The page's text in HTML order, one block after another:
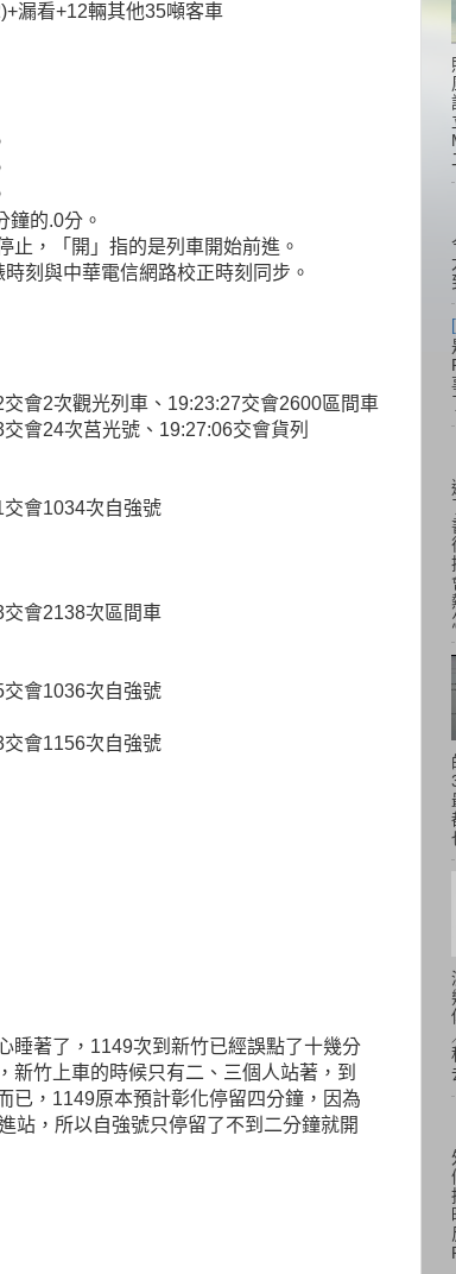
漏看+12輛其他35噸客車
.0分。
止，「開」指的是列車開始前進。
刻與中華電信網路校正時刻同步。
2次觀光列車、19:23:27交會2600區間車
24次莒光號、19:27:06交會貨列
1034次自強號
2138次區間車
1036次自強號
1156次自強號
睡著了，1149次到新竹已經誤點了十幾分
新竹上車的時候只有二、三個人站著，到
已，1149原本預計彰化停留四分鐘，因為
站，所以自強號只停留了不到二分鐘就開